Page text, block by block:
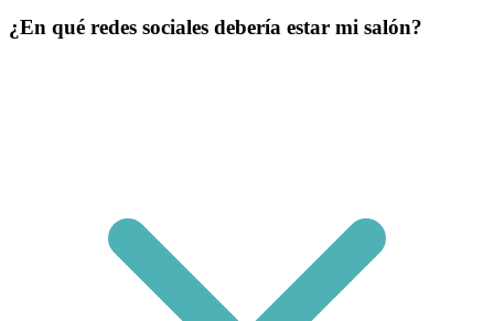
¿En qué redes sociales debería estar mi salón?